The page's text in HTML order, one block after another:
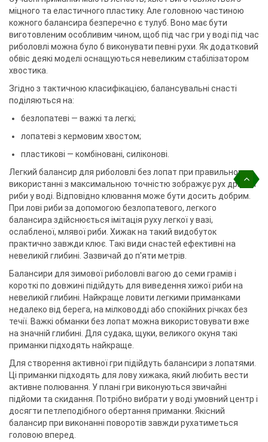
міцного та еластичного пластику. Але головною частиною
кожного балансира безперечно є тулуб. Воно має бути
виготовленим особливим чином, щоб під час гри у воді під час
риболовлі можна було б виконувати певні рухи. Як додатковий
обвіс деякі моделі оснащуються невеликим стабілізатором
хвостика.
Згідно з тактичною класифікацією, балансувальні снасті
поділяються на:
безлопатеві — важкі та легкі;
лопатеві з кермовим хвостом;
пластикові — комбіновані, силіконові.
Легкий балансир для риболовлі без лопат при правильному
використанні з максимальною точністю зображує рух дрібної
риби у воді. Відповідно клювання може бути досить добрим.
При лові риби за допомогою безлопатевого, легкого
балансира здійснюється імітація руху легкої у вазі,
ослабленої, млявої риби. Хижак на такий видобуток
практично завжди клює. Такі види снастей ефективні на
невеликій глибині. Зазвичай до п'яти метрів.
Балансири для зимової риболовлі вагою до семи грамів і
короткі по довжині підійдуть для виведення хижої риби на
невеликій глибині. Найкраще ловити легкими приманками
недалеко від берега, на мілководді або спокійних річках без
течії. Важкі обманки без лопат можна використовувати вже
на значній глибині. Для судака, щуки, великого окуня такі
приманки підходять найкраще.
Для створення активної гри підійдуть балансири з лопатями.
Ці приманки підходять для лову хижака, який любить вести
активне полювання. У плані гри виконуються звичайні
підйоми та скидання. Потрібно вибрати у воді умовний центр і
досягти петлеподібного обертання приманки. Якісний
балансир при виконанні поворотів завжди рухатиметься
головою вперед.